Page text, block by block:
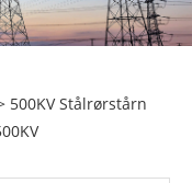
500KV Stålrørstårn